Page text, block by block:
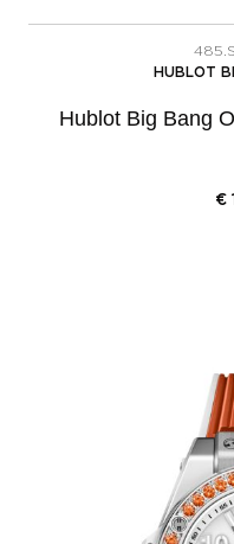
HUBLOT
Hublot Big Bang
€